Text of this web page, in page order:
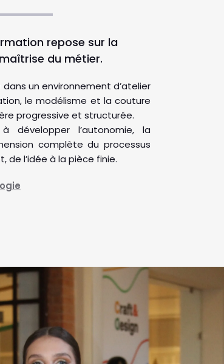
repose sur la
du métier.
un environnement d’atelier
le modélisme et la couture
progressive et structurée.
développer l’autonomie, la
complète du processus
l’idée à la pièce finie.